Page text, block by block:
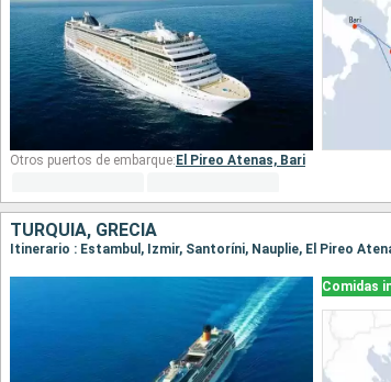
Otros puertos de embarque: El Pireo Atenas, Bari
TURQUÍA, GRECIA
Itinerario : Estambul, Izmir, Santoríni, Nauplie, El Pireo
Comidas